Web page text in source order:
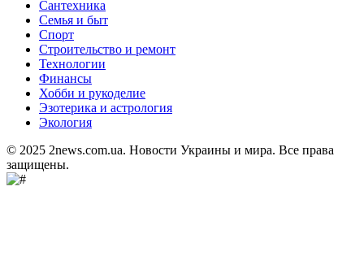
Сантехника
Семья и быт
Спорт
Строительство и ремонт
Технологии
Финансы
Хобби и рукоделие
Эзотерика и астрология
Экология
© 2025 2news.com.ua. Новости Украины и мира. Все права
защищены.